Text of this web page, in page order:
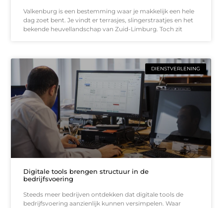
Valkenburg is een bestemming waar je makkelijk een hele
dag zoet bent. Je vindt er terrasjes, slingerstraatjes en het
bekende heuvellandschap van Zuid-Limburg. Toch zit
DIENSTVERLENING
Digitale tools brengen structuur in de
bedrijfsvoering
Steeds meer bedrijven ontdekken dat digitale tools de
bedrijfsvoering aanzienlijk kunnen versimpelen. Waar